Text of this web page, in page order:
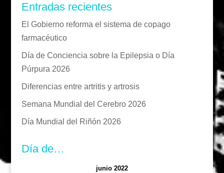
Entradas recientes
El Gobierno reforma el sistema de copago
farmacéutico
Día de Conciencia sobre la Epilepsia o Día
Púrpura 2026
Diferencias entre artritis y artrosis
Semana Mundial del Cerebro 2026
Día Mundial del Riñón 2026
Día de…
junio 2022